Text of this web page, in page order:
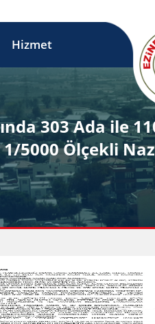
Hizmet
303 Ada ile
5000 Ölçekli